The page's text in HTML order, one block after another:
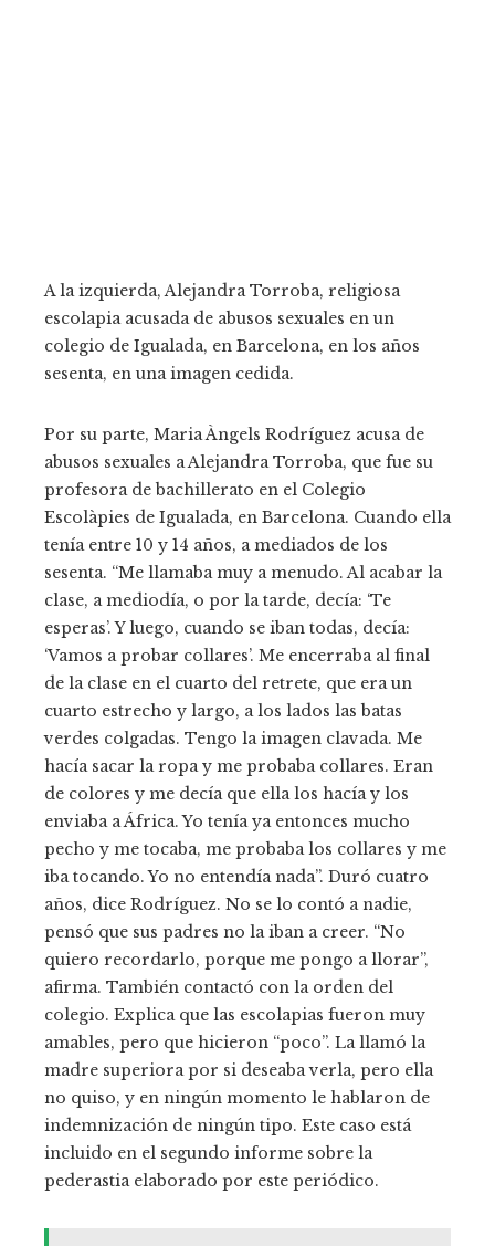
A la izquierda, Alejandra Torroba, religiosa
escolapia acusada de abusos sexuales en un
colegio de Igualada, en Barcelona, en los años
sesenta, en una imagen cedida.
Por su parte, Maria Àngels Rodríguez acusa de
abusos sexuales a Alejandra Torroba, que fue su
profesora de bachillerato en el Colegio
Escolàpies de Igualada, en Barcelona. Cuando ella
tenía entre 10 y 14 años, a mediados de los
sesenta. “Me llamaba muy a menudo. Al acabar la
clase, a mediodía, o por la tarde, decía: ‘Te
esperas’. Y luego, cuando se iban todas, decía:
‘Vamos a probar collares’. Me encerraba al final
de la clase en el cuarto del retrete, que era un
cuarto estrecho y largo, a los lados las batas
verdes colgadas. Tengo la imagen clavada. Me
hacía sacar la ropa y me probaba collares. Eran
de colores y me decía que ella los hacía y los
enviaba a África. Yo tenía ya entonces mucho
pecho y me tocaba, me probaba los collares y me
iba tocando. Yo no entendía nada”. Duró cuatro
años, dice Rodríguez. No se lo contó a nadie,
pensó que sus padres no la iban a creer. “No
quiero recordarlo, porque me pongo a llorar”,
afirma. También contactó con la orden del
colegio. Explica que las escolapias fueron muy
amables, pero que hicieron “poco”. La llamó la
madre superiora por si deseaba verla, pero ella
no quiso, y en ningún momento le hablaron de
indemnización de ningún tipo. Este caso está
incluido en el segundo informe sobre la
pederastia elaborado por este periódico.